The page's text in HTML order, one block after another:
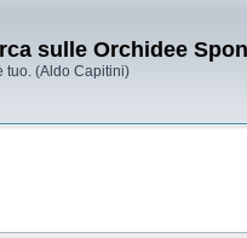
sulle Orchidee
tuo. (Aldo Capitini)